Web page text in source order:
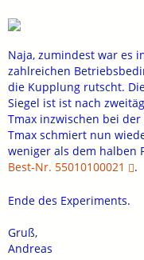
Naja, zumindest war es
zahlreichen
die Kupplung rutscht.
Siegel ist ist nach
Tmax inzwischen bei
Tmax schmiert nun
weniger als dem halben
Best-Nr. 55010100021
.
Ende des Experiments.
Gruß,
Andreas